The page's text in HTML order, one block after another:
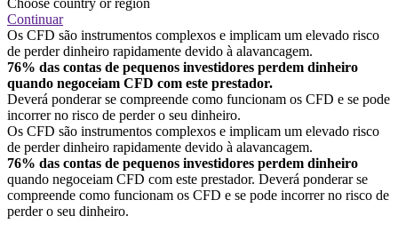
Continuar
Os CFD são instrumentos complexos e implicam um elevado risco
de perder dinheiro rapidamente devido à alavancagem.
76% das contas de pequenos investidores perdem dinheiro
quando negoceiam CFD com este prestador.
Deverá ponderar se compreende como funcionam os CFD e se pode
incorrer no risco de perder o seu dinheiro.
Os CFD são instrumentos complexos e implicam um elevado risco
de perder dinheiro rapidamente devido à alavancagem.
76% das contas de pequenos investidores perdem dinheiro
quando negoceiam CFD com este prestador. Deverá ponderar se
compreende como funcionam os CFD e se pode incorrer no risco de
perder o seu dinheiro.